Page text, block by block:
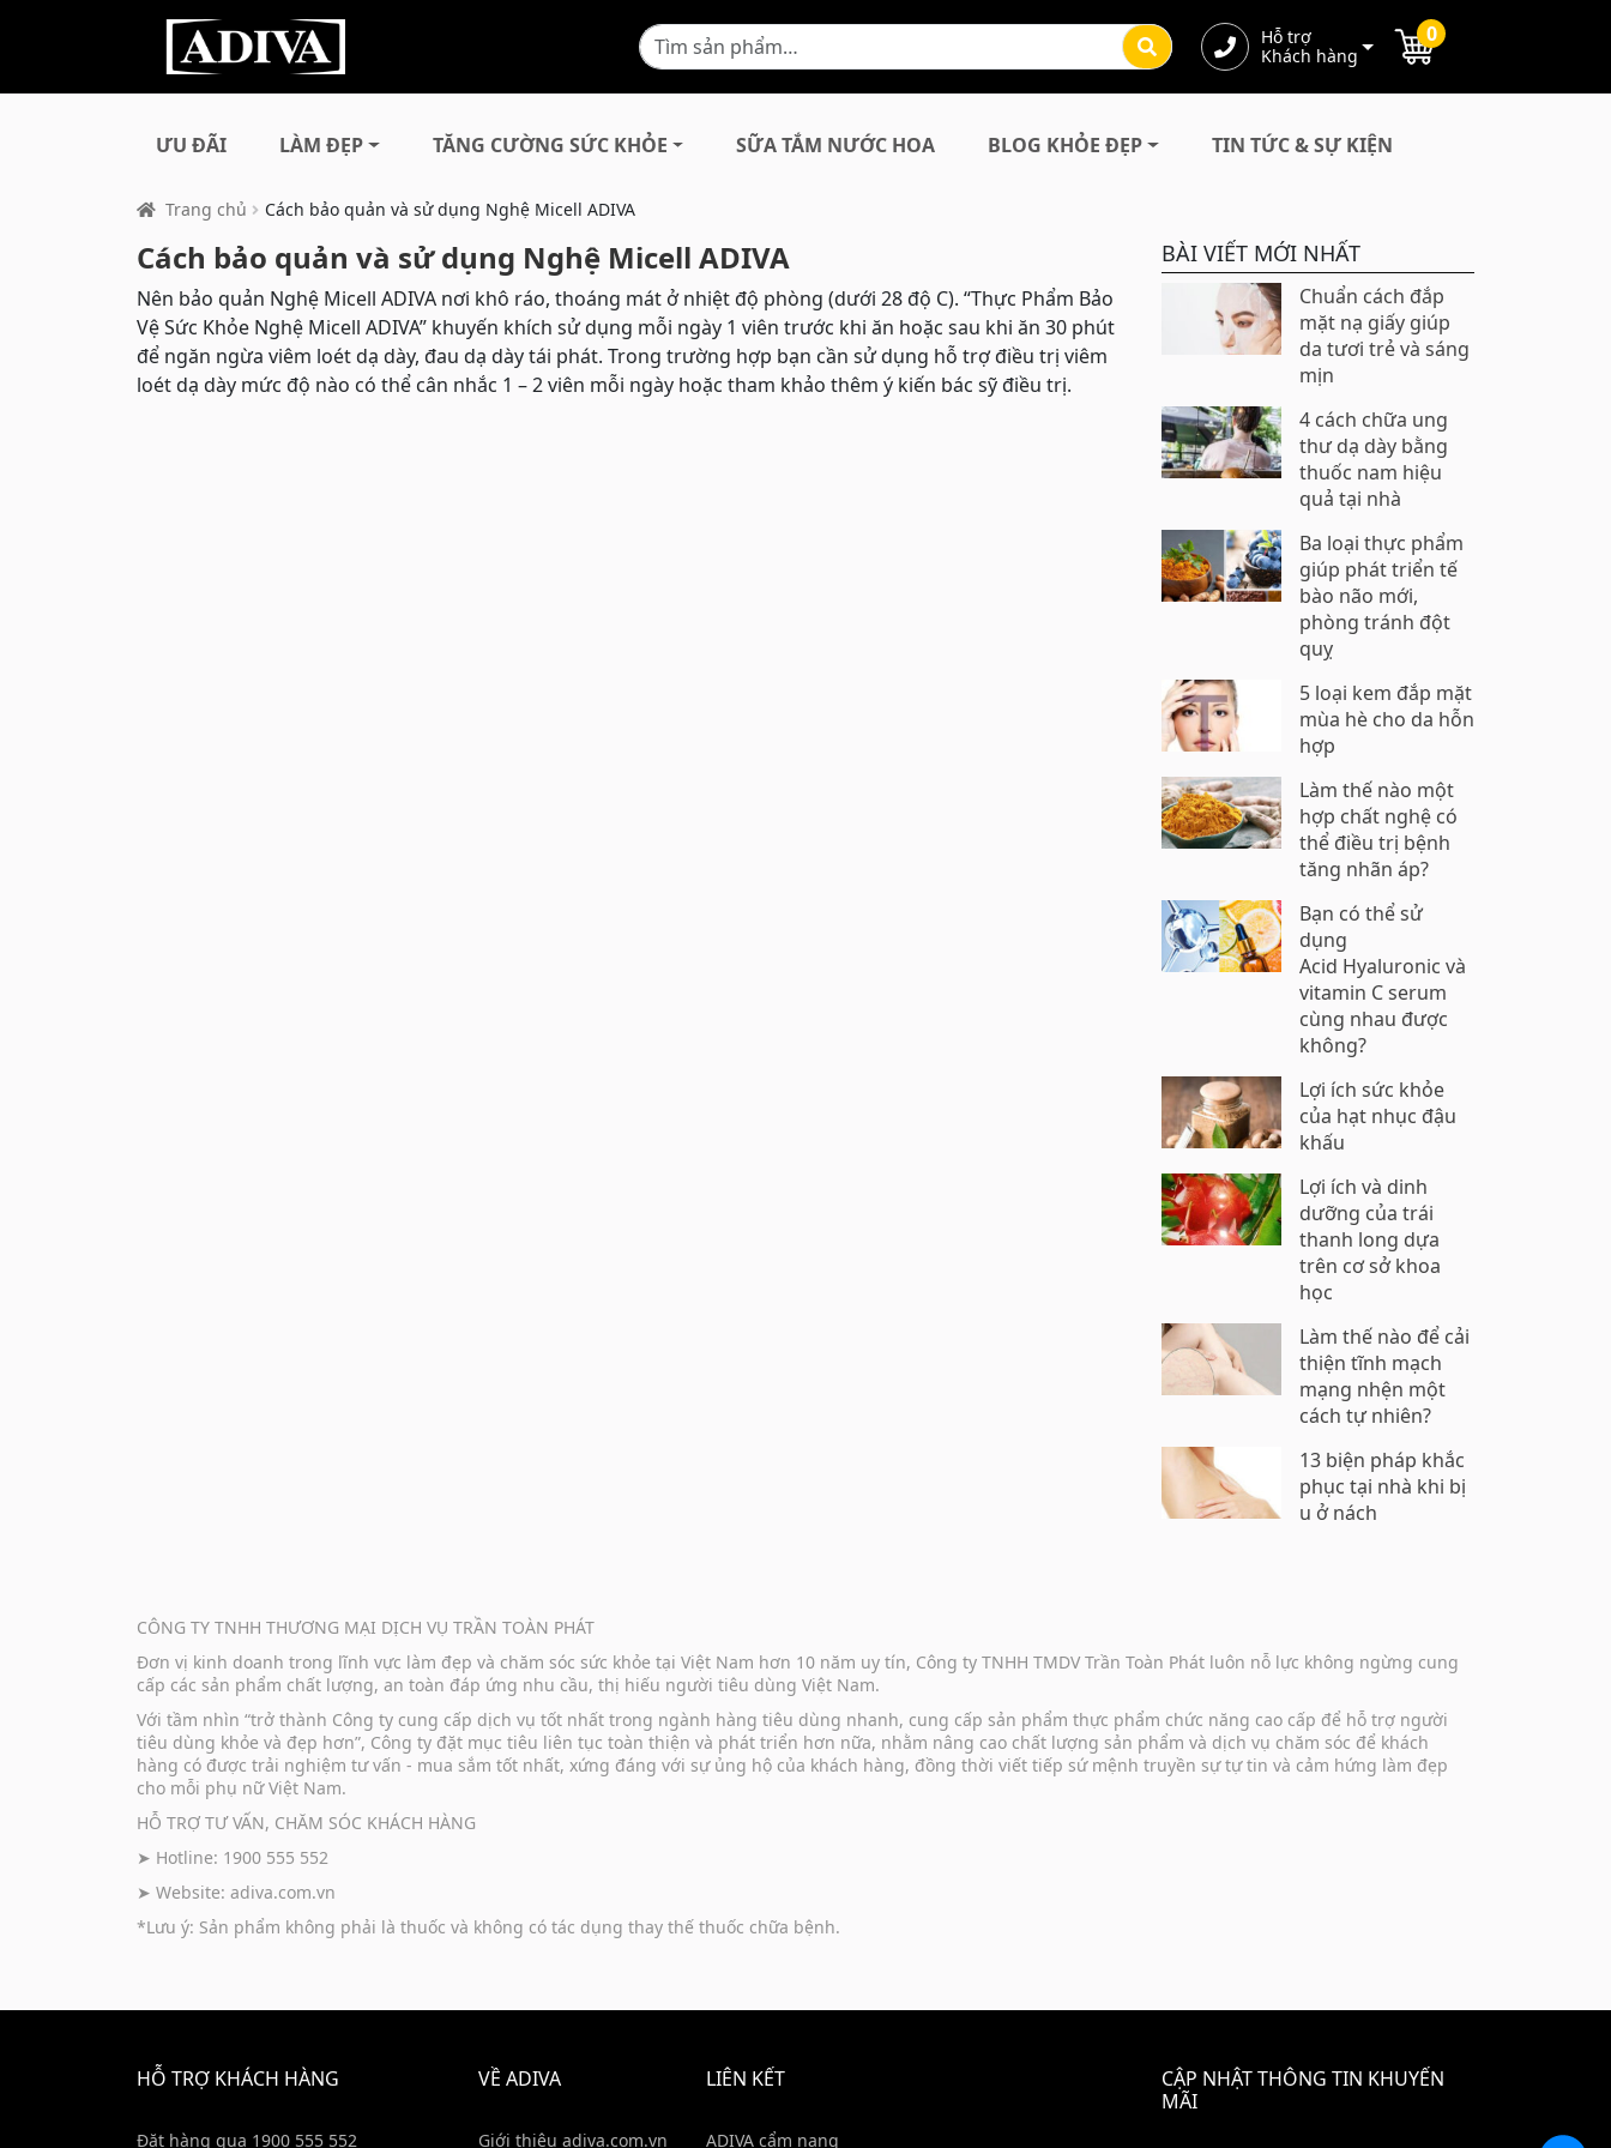
Hỗ trợ
Khách hàng
0
ƯU ĐÃI LÀM ĐẸP TĂNG CƯỜNG SỨC KHỎE SỮA TẮM NƯỚC HOA BLOG KHỎE ĐẸP TIN TỨC & SỰ KIỆN
Trang chủ Cách bảo quản và sử dụng Nghệ Micell ADIVA
Cách bảo quản và sử dụng Nghệ Micell ADIVA
Nên bảo quản Nghệ Micell ADIVA nơi khô ráo, thoáng mát ở nhiệt độ phòng (dưới 28 độ C). “Thực Phẩm Bảo
Vệ Sức Khỏe Nghệ Micell ADIVA” khuyến khích sử dụng mỗi ngày 1 viên trước khi ăn hoặc sau khi ăn 30 phút
để ngăn ngừa viêm loét dạ dày, đau dạ dày tái phát. Trong trường hợp bạn cần sử dụng hỗ trợ điều trị viêm
loét dạ dày mức độ nào có thể cân nhắc 1 – 2 viên mỗi ngày hoặc tham khảo thêm ý kiến bác sỹ điều trị.
BÀI VIẾT MỚI NHẤT
Chuẩn cách đắp
mặt nạ giấy giúp
da tươi trẻ và sáng
mịn
4 cách chữa ung
thư dạ dày bằng
thuốc nam hiệu
quả tại nhà
Ba loại thực phẩm
giúp phát triển tế
bào não mới,
phòng tránh đột
quỵ
5 loại kem đắp mặt
mùa hè cho da hỗn
hợp
Làm thế nào một
hợp chất nghệ có
thể điều trị bệnh
tăng nhãn áp?
Bạn có thể sử
dụng
Acid Hyaluronic và
vitamin C serum
cùng nhau được
không?
Lợi ích sức khỏe
của hạt nhục đậu
khấu
Lợi ích và dinh
dưỡng của trái
thanh long dựa
trên cơ sở khoa
học
Làm thế nào để cải
thiện tĩnh mạch
mạng nhện một
cách tự nhiên?
13 biện pháp khắc
phục tại nhà khi bị
u ở nách
CÔNG TY TNHH THƯƠNG MẠI DỊCH VỤ TRẦN TOÀN PHÁT
Đơn vị kinh doanh trong lĩnh vực làm đẹp và chăm sóc sức khỏe tại Việt Nam hơn 10 năm uy tín, Công ty TNHH TMDV Trần Toàn Phát luôn nỗ lực không ngừng cung
cấp các sản phẩm chất lượng, an toàn đáp ứng nhu cầu, thị hiếu người tiêu dùng Việt Nam.
Với tầm nhìn “trở thành Công ty cung cấp dịch vụ tốt nhất trong ngành hàng tiêu dùng nhanh, cung cấp sản phẩm thực phẩm chức năng cao cấp để hỗ trợ người
tiêu dùng khỏe và đẹp hơn”, Công ty đặt mục tiêu liên tục toàn thiện và phát triển hơn nữa, nhằm nâng cao chất lượng sản phẩm và dịch vụ chăm sóc để khách
hàng có được trải nghiệm tư vấn - mua sắm tốt nhất, xứng đáng với sự ủng hộ của khách hàng, đồng thời viết tiếp sứ mệnh truyền sự tự tin và cảm hứng làm đẹp
cho mỗi phụ nữ Việt Nam.
HỖ TRỢ TƯ VẤN, CHĂM SÓC KHÁCH HÀNG
➤ Hotline: 1900 555 552
➤ Website: adiva.com.vn
*Lưu ý: Sản phẩm không phải là thuốc và không có tác dụng thay thế thuốc chữa bệnh.
HỖ TRỢ KHÁCH HÀNG
Đặt hàng qua 1900 555 552
VỀ ADIVA
Giới thiệu adiva.com.vn
LIÊN KẾT
ADIVA cẩm nang
CẬP NHẬT THÔNG TIN KHUYẾN
MÃI